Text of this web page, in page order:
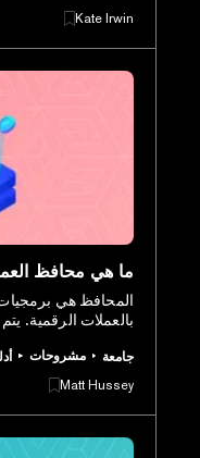
Kate Irwin
ما هي محافظ
المحافظ هي
بالعملات الرقمية.
العديد من أنواع
بالإنترنت.
جامعة مشروحات
Matt Hussey